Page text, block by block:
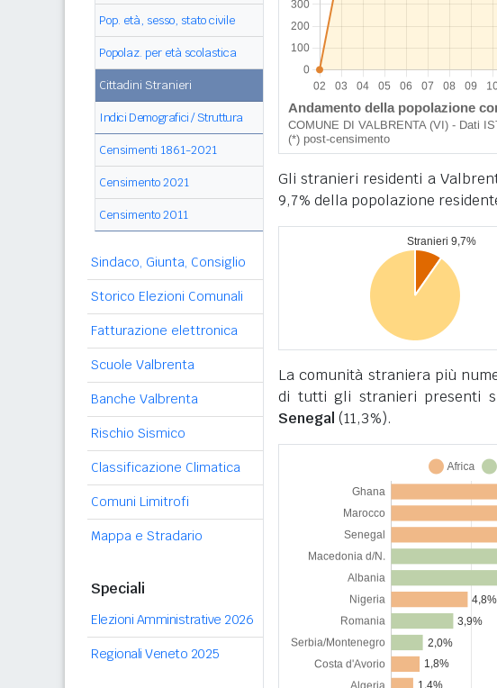
Pop. età, sesso, stato civile
Popolaz. per età scolastica
Cittadini Stranieri
Indici Demografici / Struttura
Censimenti 1861-2021
Censimento 2021
Censimento 2011
Sindaco, Giunta, Consiglio
Storico Elezioni Comunali
Fatturazione elettronica
Scuole Valbrenta
Banche Valbrenta
Rischio Sismico
Classificazione Climatica
Comuni Limitrofi
Mappa e Stradario
Speciali
Elezioni Amministrative 2026
Regionali Veneto 2025
Gli stranieri residenti a
9,7% della popolazione
La comunità straniera più
di tutti gli stranieri presenti
Senegal (11,3%).